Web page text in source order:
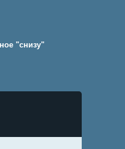
"снизу"